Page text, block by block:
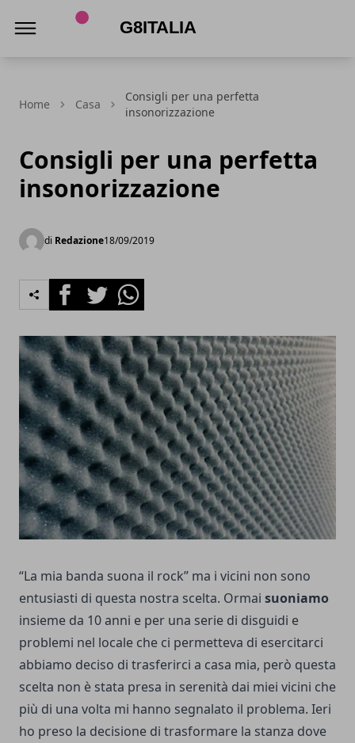
Home Casa
Consigli per una perfetta
insonorizzazione
Consigli per una perfetta
insonorizzazione
di Redazione18/09/2019
FacebookTwitterWhatsapp
“La mia banda suona il rock” ma i vicini non sono
entusiasti di questa nostra scelta. Ormai suoniamo
insieme da 10 anni e per una serie di disguidi e
problemi nel locale che ci permetteva di esercitarci
abbiamo deciso di trasferirci a casa mia, però questa
scelta non è stata presa in serenità dai miei vicini che
più di una volta mi hanno segnalato il problema. Ieri
ho preso la decisione di trasformare la stanza dove